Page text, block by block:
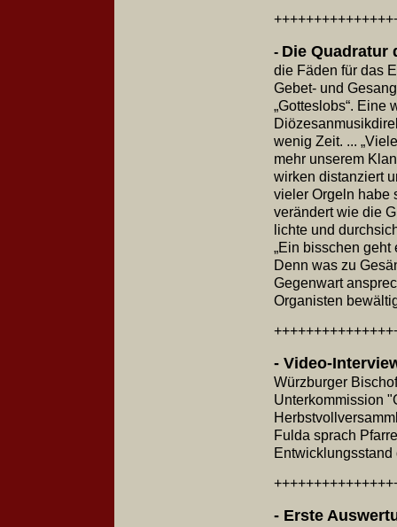
- Die Quadratur
die Fäden für das
Gebet- und
„Gotteslobs“. Eine
wenig Zeit. ...
mehr unserem
wirken distanziert
vieler Orgeln habe
verändert wie die
lichte und
„Ein bisschen geht
Denn was zu
Gegenwart
Organisten
- Video-
Würzburger
Unterkommission
Fulda sprach
- Erste